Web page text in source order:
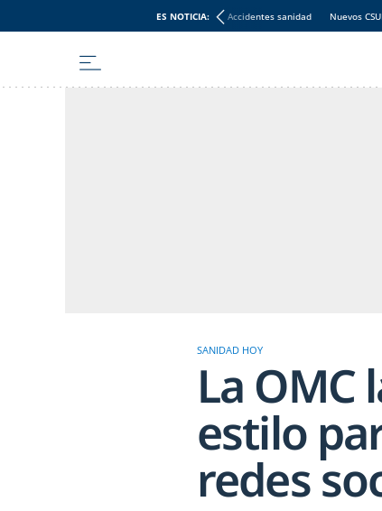
ES NOTICIA: Accidentes sanidad Nuevos
SANIDAD HOY
La OMC
estilo
redes